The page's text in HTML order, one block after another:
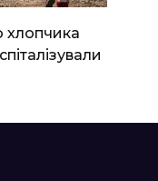
хлопчика